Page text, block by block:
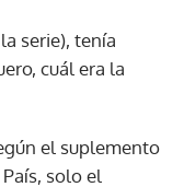
serie), tenía
cuál era la
el suplemento
solo el